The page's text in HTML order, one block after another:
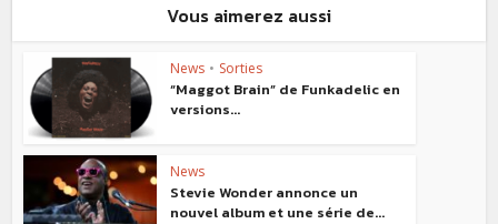
Vous aimerez aussi
News • Sorties
“Maggot Brain” de Funkadelic en
versions...
News
Stevie Wonder annonce un
nouvel album et une série de...